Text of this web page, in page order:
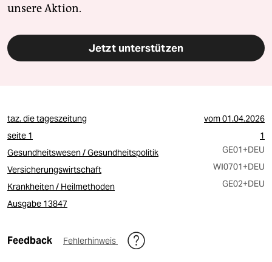
unsere Aktion.
Jetzt unterstützen
taz. die tageszeitung vom01.04.2026
seite 1
1
Gesundheitswesen / Gesundheitspolitik
GE01+DEU
Versicherungswirtschaft
WI0701+DEU
Krankheiten / Heilmethoden
GE02+DEU
Ausgabe 13847
Feedback Fehlerhinweis